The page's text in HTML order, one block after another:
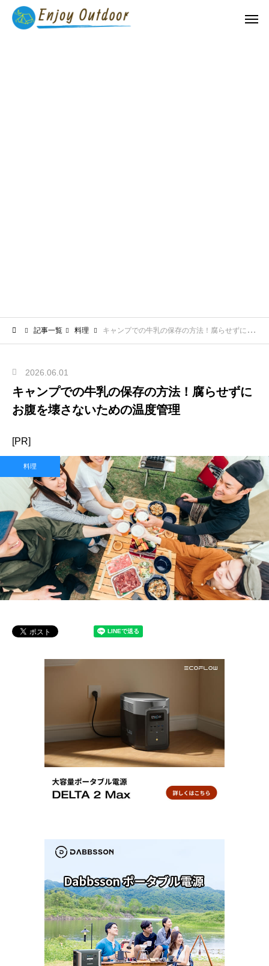
記事一覧 料理 キャンプでの牛乳の保存の方法！腐らせずにお腹を壊さないための温度管理
2026.06.01
キャンプでの牛乳の保存の方法！腐らせずに
お腹を壊さないための温度管理
[PR]
料理